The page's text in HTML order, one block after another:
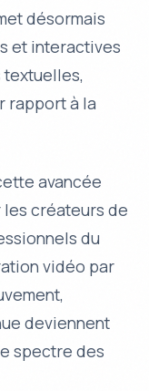
désormais
et interactives
rapport à la
avancée
lescréateurs de
du
vidéo par
deviennent
spectre des